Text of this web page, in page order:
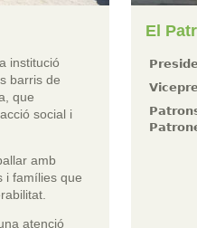
institució
barris de
que
social i
amb
i famílies que
atenció
El